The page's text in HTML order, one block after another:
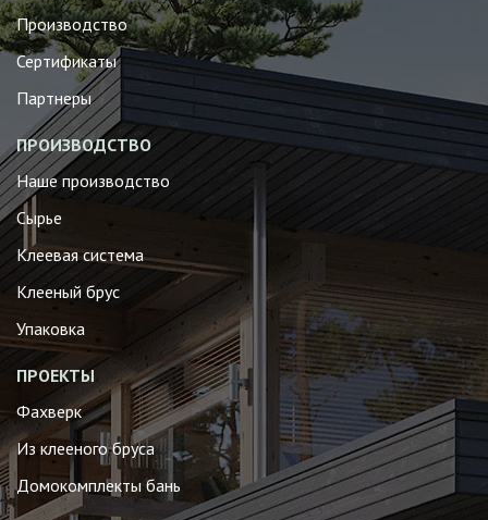
Производство
Сертификаты
Партнеры
ПРОИЗВОДСТВО
Наше производство
Сырье
Клеевая система
Клееный брус
Упаковка
ПРОЕКТЫ
Фахверк
Из клееного бруса
Домокомплекты бань